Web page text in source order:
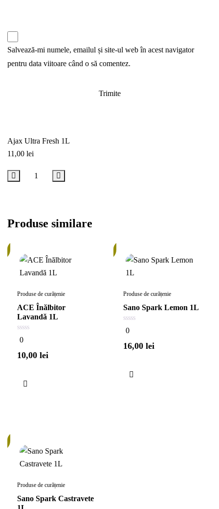
Salvează-mi numele, emailul și site-ul web în acest navigator
pentru data viitoare când o să comentez.
Ajax Ultra Fresh 1L
11,00 lei
Produse similare
Produse de curățenie
ACE Înălbitor
Lavandă 1L
0
din
0
10,00 lei
Produse de curățenie
Sano Spark Lemon 1L
0
din
0
16,00lei
Produse de curățenie
Sano Spark Castravete